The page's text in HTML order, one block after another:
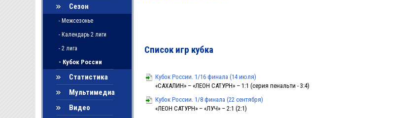
Сезон
- Межсезонье
- Календарь 2 лиги
- 2 лига
- Кубок России
Статистика
Мультимедиа
Видео
Список игр кубка
Кубок России. 1/16 финала (14 июля)
«САХАЛИН» – «ЛЕОН САТУРН» – 1:1 (серия пенальти - 3:4)
Кубок России. 1/8 финала (22 сентября)
«ЛЕОН САТУРН» – «ЛУЧ» – 2:1 (2:1)